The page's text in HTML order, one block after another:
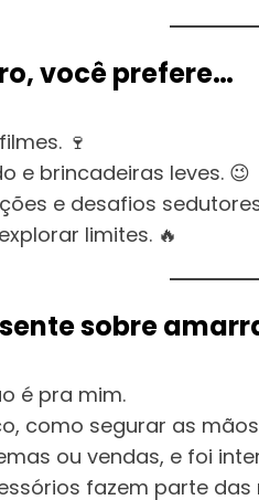
você prefere…
🍷
e brincadeiras leves. 😉
e desafios
limites. 🔥
sobre
é pra mim.
como segurar as
ou vendas, e foi
fazem parte das